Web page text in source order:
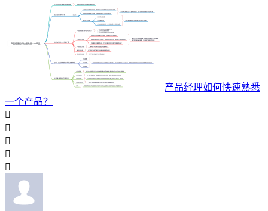
产品经理如何快速熟悉
一个产品？




